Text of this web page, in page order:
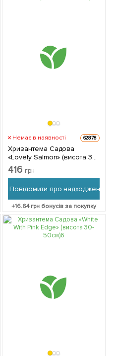
Немає в наявності 62878
Хризантема Садова
«Lovely Salmon» (висота 30-
50см) 1 саджанець в
упаковці
416 грн
Повідомити про надходження
+16.64грн бонусів за покупку